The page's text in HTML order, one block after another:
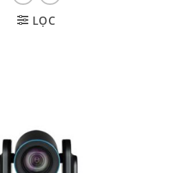
LỌC